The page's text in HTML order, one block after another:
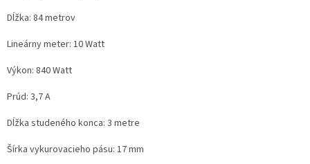
Dĺžka: 84 metrov
Lineárny meter: 10 Watt
Výkon: 840 Watt
Prúd: 3,7 A
Dĺžka studeného konca: 3 metre
Šírka vykurovacieho pásu: 17 mm